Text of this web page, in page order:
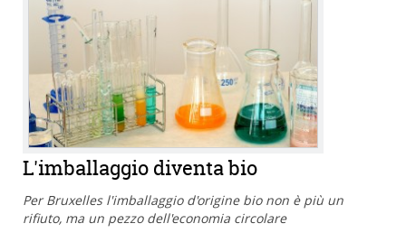
L'imballaggio diventa bio
Per Bruxelles l'imballaggio d'origine bio non è più un
rifiuto, ma un pezzo dell'economia circolare